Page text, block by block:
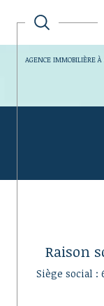
AGENCE IMMOBILIÈRE À
Raison
Siège social :